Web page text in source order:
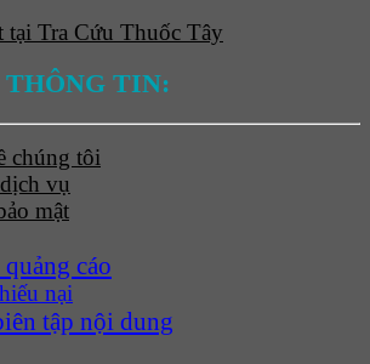
Tra Cứu Thuốc Tây
TIN:
chúng tôi
vụ
mật
cáo
nại
tập nội dung